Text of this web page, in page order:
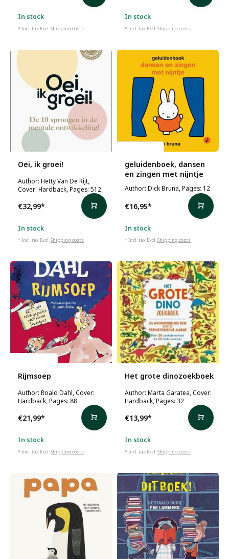
In stock
* Incl. tax Excl.Shipping costs
In stock
* Incl. tax Excl.Shipping costs
Oei, ik groei!
Author: Hetty Van De Rijt,
Cover: Hardback, Pages: 512
€32,99*
In stock
* Incl. tax Excl.Shipping costs
geluidenboek, dansen
en zingen met nijntje
Author: Dick Bruna, Pages: 12
€16,95*
In stock
* Incl. tax Excl.Shipping costs
Rijmsoep
Author: Roald Dahl, Cover:
Hardback, Pages: 88
€21,99*
In stock
* Incl. tax Excl.Shipping costs
Het grote dinozoekboek
Author: Marta Garatea, Cover:
Hardback, Pages: 32
€13,99*
In stock
* Incl. tax Excl.Shipping costs